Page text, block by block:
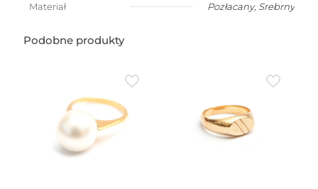
Materiał Pozłacany, Srebrny
Podobne produkty